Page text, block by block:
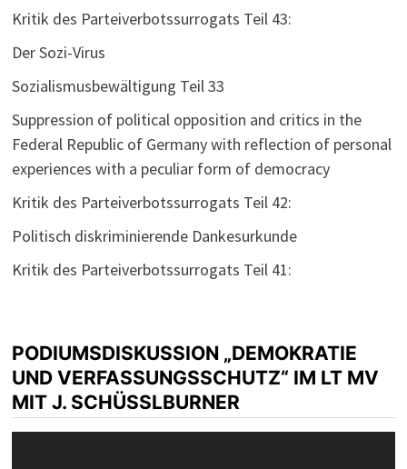
Kritik des Parteiverbotssurrogats Teil 43:
Der Sozi-Virus
Sozialismusbewältigung Teil 33
Suppression of political opposition and critics in the
Federal Republic of Germany with reflection of personal
experiences with a peculiar form of democracy
Kritik des Parteiverbotssurrogats Teil 42:
Politisch diskriminierende Dankesurkunde
Kritik des Parteiverbotssurrogats Teil 41:
PODIUMSDISKUSSION „DEMOKRATIE
UND VERFASSUNGSSCHUTZ“ IM LT MV
MIT J. SCHÜSSLBURNER